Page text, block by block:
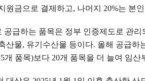
원금으로 결제하고, 나머지 20%는 본
공급하는 품목은 정부 인증제도로 관
산물, 유기수산물 등이다. 올해 공급하
개 품목)보다 20개 품목을 더 늘여 임산